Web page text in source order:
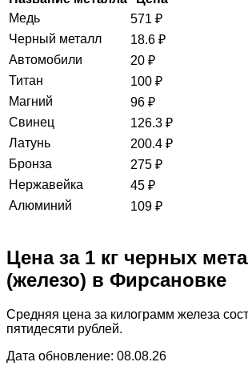
Медь
571 ₽
Черный металл
18.6 ₽
Автомобили
20 ₽
Титан
100 ₽
Магний
96 ₽
Свинец
126.3 ₽
Латунь
200.4 ₽
Бронза
275 ₽
Нержавейка
45 ₽
Алюминий
109 ₽
Цена за 1 кг черных
(железо) в Фирсановке
Средняя цена за килограмм железа
пятидесяти рублей.
Дата обновление: 08.08.26